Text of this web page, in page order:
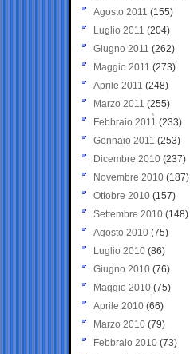
Agosto 2011 (155)
Luglio 2011 (204)
Giugno 2011 (262)
Maggio 2011 (273)
Aprile 2011 (248)
Marzo 2011 (255)
Febbraio 2011 (233)
Gennaio 2011 (253)
Dicembre 2010 (237)
Novembre 2010 (187)
Ottobre 2010 (157)
Settembre 2010 (148)
Agosto 2010 (75)
Luglio 2010 (86)
Giugno 2010 (76)
Maggio 2010 (75)
Aprile 2010 (66)
Marzo 2010 (79)
Febbraio 2010 (73)